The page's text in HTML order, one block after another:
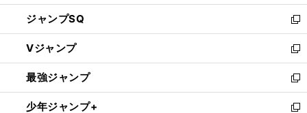
し
い
ウ
ィ
ン
ド
ウ
で
ジャンプSQ
新
し
い
ウ
ィ
ン
ド
Vジャンプ
新
し
い
ウ
ィ
最強ジャンプ
新
し
い
少年ジャンプ+
新